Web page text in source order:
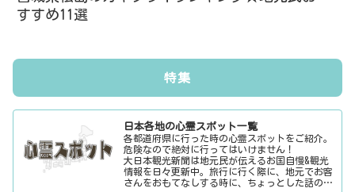
すすめ11選
特集
日本各地の心霊スポット一覧
各都道府県に行った時の心霊スポットをご紹介。
危険なので絶対に行ってはいけません！
大日本観光新聞は地元民が伝えるお国自慢&観光
情報を日々更新中。旅行に行く際に、地元でお客
さんをおもてなしする時に、ちょっとした話のネ